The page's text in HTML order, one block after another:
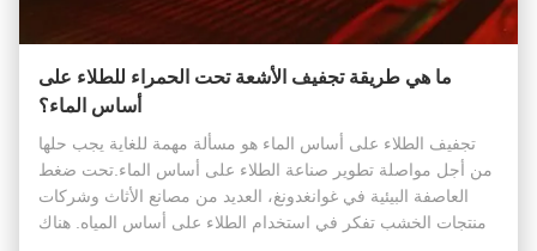
ما هي طريقة تجفيف الأشعة تحت الحمراء للطلاء على
أساس الماء؟
تجفيف الطلاء على أساس الماء هو مسألة مهمة للغاية يجب حلها
من أجل مواصلة تطوير صناعة الطلاء على أساس الماء.تحت ضغط
العاصفة البيئية في غوانغدونغ، العديد من مصانع الأثاث وشركات
منتجات الخشب تفكر في استخدام الطلاء على أساس المياه. هناك